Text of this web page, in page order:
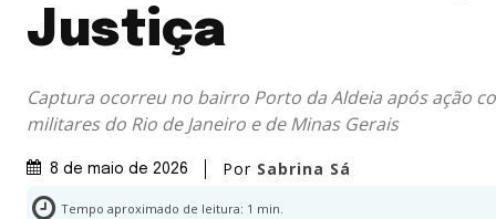
Justiça
Captura ocorreu no bairro Porto da Aldeia após ação
militares do Rio de Janeiro e de Minas Gerais
8 de maio de 2026 Por Sabrina Sá
Tempo aproximado de leitura: 1 min.